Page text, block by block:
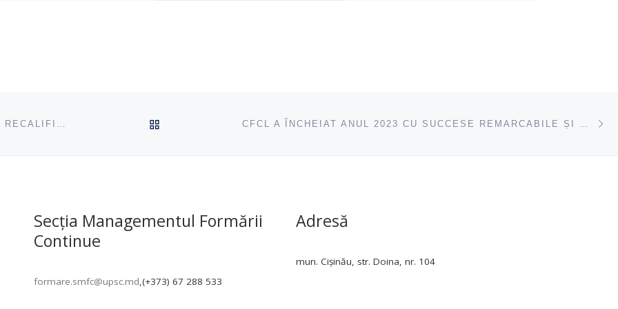
Secția Managementul Formării
Continue
formare.smfc@upsc.md,(+373) 67 288 533
Adresă
mun. Cișinău, str. Doina, nr. 104